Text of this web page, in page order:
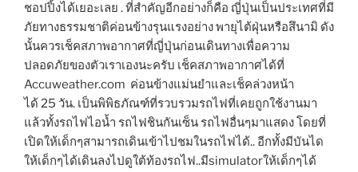
ชอปปิ้งได้เยอะเลย . ที่สำคัญอีกอย่างก็คือ ญี่ปุ่นเป็นประเทศที่มี
ภัยทางธรรมชาติค่อนข้างรุนแรงอย่าง พายุไต้ฝุ่นหรือสึนามิ ดัง
นั้นควรเช็คสภาพอากาศที่ญี่ปุ่นก่อนเดินทางเพื่อความ
ปลอดภัยของตัวเราเองนะครับ เช็คสภาพอากาศได้ที่
Accuweather.com ค่อนข้างแม่นยำและเช็คล่วงหน้า
ได้ 25 วัน. เป็นพิพิธภัณฑ์ที่รวบรวมรถไฟที่เคยถูกใช้งานมา
แล้วทั้งรถไฟไอน้ำ รถไฟชินกันเซ็น รถไฟอื่นๆมาแสดง โดยที่
เปิดให้เด็กๆสามารถเดินเข้าไปชมในรถไฟได้.. อีกทั้งมีบันได
ให้เด็กๆได้เดินลงไปดูใต้ท้องรถไฟ..มีsimulatorให้เด็กๆได้